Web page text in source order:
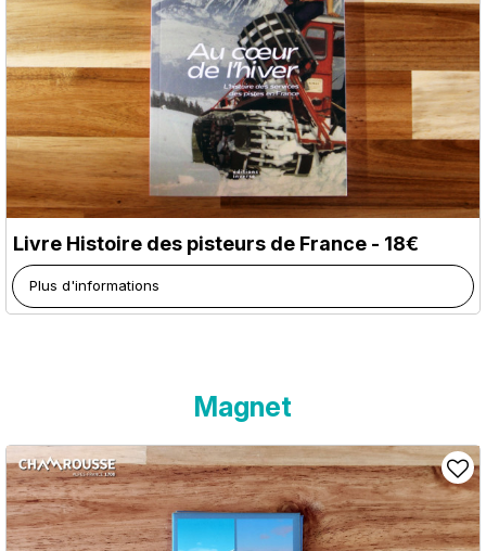
Livre Histoire des pisteurs de France - 18€
Plus d'informations
Magnet